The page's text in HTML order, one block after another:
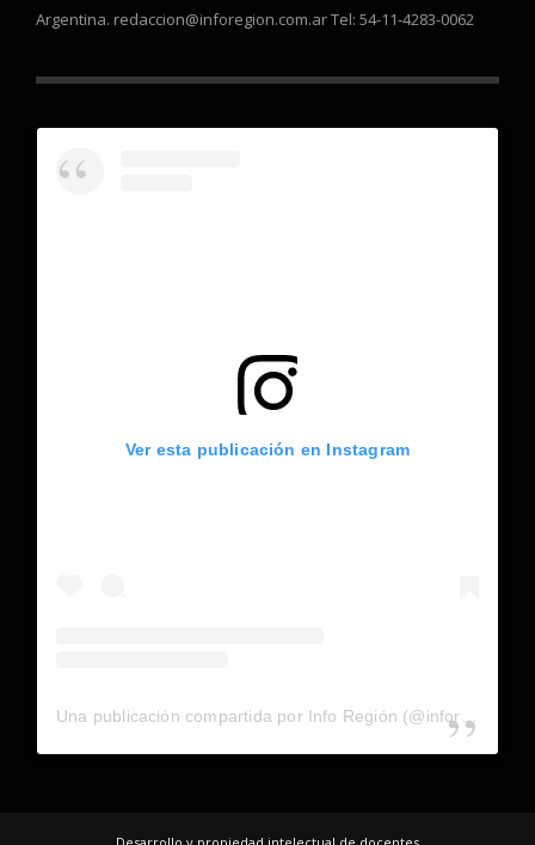
Argentina. redaccion@inforegion.com.ar Tel: 54-11-4283-0062
Ver esta publicación en Instagram